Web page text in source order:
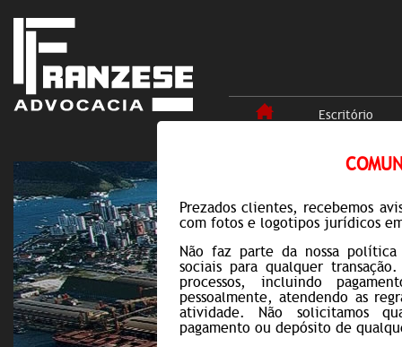
Prezados clientes, recebemos
com fotos e logotipos jurídicos
Não faz parte da nossa
sociais para qualquer
processos, incluindo
pessoalmente, atendendo as
atividade. Não solicitamos
pagamento ou depósito de
Escritório